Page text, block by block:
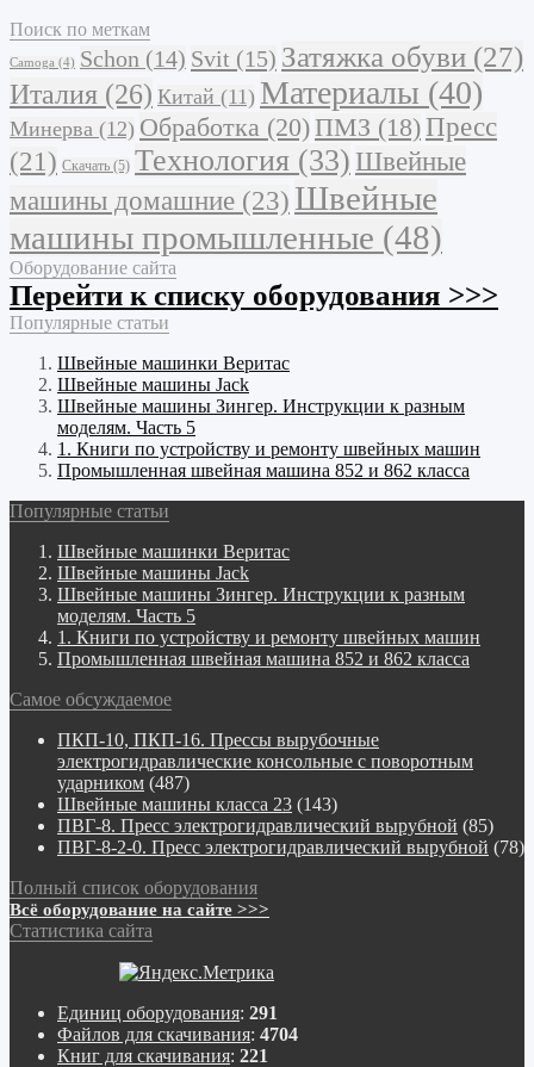
Поиск по меткам
Camoga (4) Schon (14) Svit (15) Затяжка обуви (27)
Италия (26) Китай (11) Материалы (40)
Минерва (12) Обработка (20) ПМЗ (18) Пресс
(21) Скачать (5) Технология (33) Швейные
машины домашние (23) Швейные
машины промышленные (48)
Оборудование сайта
Перейти к списку оборудования >>>
Популярные статьи
Швейные машинки Веритас
Швейные машины Jack
Швейные машины Зингер. Инструкции к разным
моделям. Часть 5
1. Книги по устройству и ремонту швейных машин
Промышленная швейная машина 852 и 862 класса
Популярные статьи
Швейные машинки Веритас
Швейные машины Jack
Швейные машины Зингер. Инструкции к разным
моделям. Часть 5
1. Книги по устройству и ремонту швейных машин
Промышленная швейная машина 852 и 862 класса
Самое обсуждаемое
ПКП-10, ПКП-16. Прессы вырубочные
электрогидравлические консольные с поворотным
ударником (487)
Швейные машины класса 23 (143)
ПВГ-8. Пресс электрогидравлический вырубной (85)
ПВГ-8-2-0. Пресс электрогидравлический вырубной (78)
Полный список оборудования
Всё оборудование на сайте >>>
Статистика сайта
Единиц оборудования: 291
Файлов для скачивания: 4704
Книг для скачивания: 221